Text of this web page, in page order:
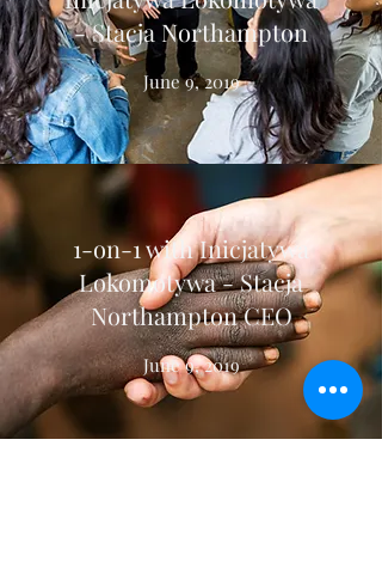
- Stacja Northampton
June 9, 2019
1-on-1 with Inicjatywa
Lokomotywa - Stacja
Northampton CEO
June 9, 2019